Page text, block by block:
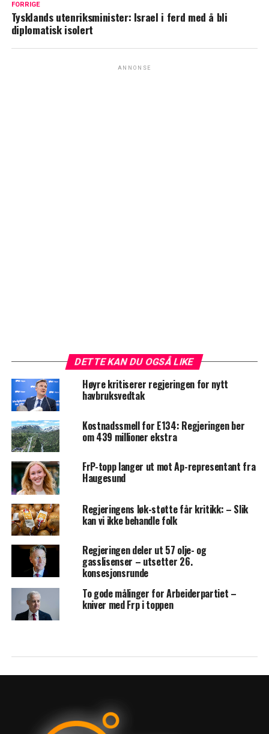
FORRIGE
Tysklands utenriksminister: Israel i ferd med å bli
diplomatisk isolert
ANNONSE
DETTE KAN DU OGSÅ LIKE
Høyre kritiserer regjeringen for nytt
havbruksvedtak
Kostnadssmell for E134: Regjeringen ber
om 439 millioner ekstra
FrP-topp langer ut mot Ap-representant fra
Haugesund
Regjeringens løk-støtte får kritikk: – Slik
kan vi ikke behandle folk
Regjeringen deler ut 57 olje- og
gasslisenser – utsetter 26.
konsesjonsrunde
To gode målinger for Arbeiderpartiet –
kniver med Frp i toppen